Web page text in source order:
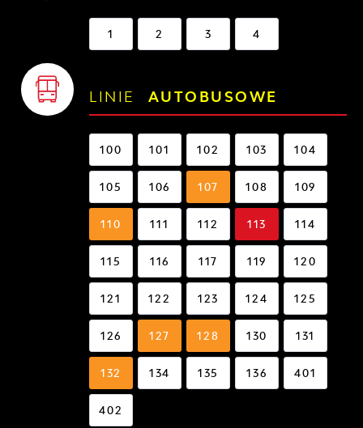
1 2 3 4
LINIE AUTOBUSOWE
100 101 102 103 104
105 106 107 108 109
110 111 112 113 114
115 116 117 119 120
121 122 123 124 125
126 127 128 130 131
132 134 135 136 401
402